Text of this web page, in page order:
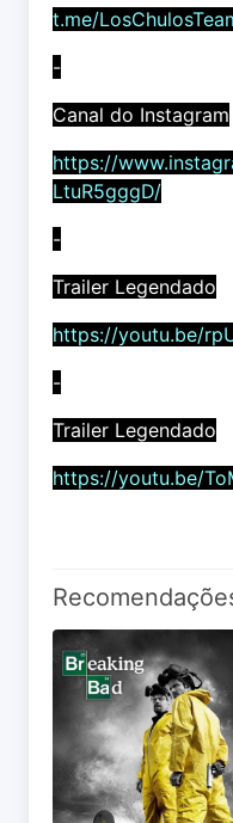
t.me/
-
Canal do Instagram
https://
LtuR5gggD/
-
Trailer Legendado
https://youtu.be/
-
Trailer Legendado
https://youtu.be/